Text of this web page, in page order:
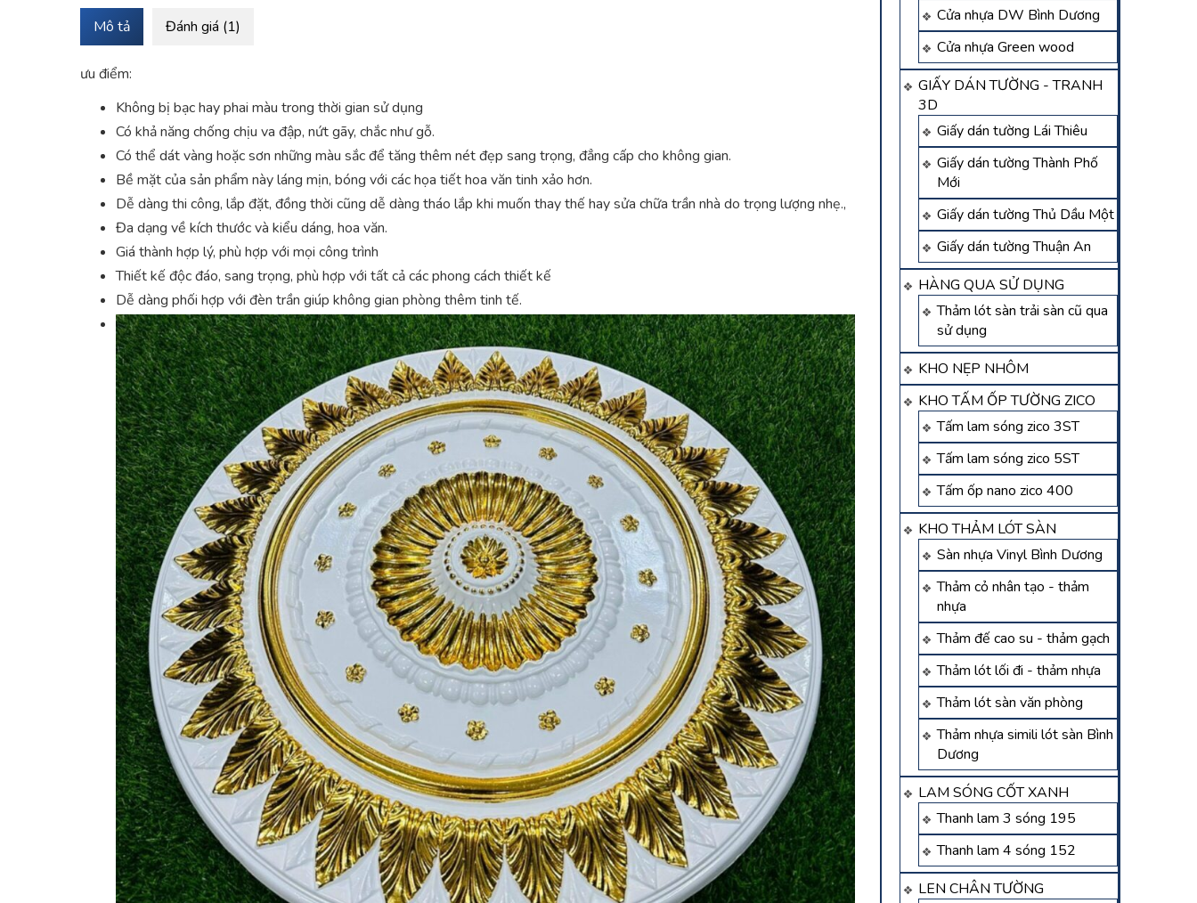
Cửa nhựa DW Bình Dương
Cửa nhựa Green wood
GIẤY DÁN TƯỜNG - TRANH
3D
Giấy dán tường Lái Thiêu
Giấy dán tường Thành Phố
Mới
Giấy dán tường Thủ Dầu Một
Giấy dán tường Thuận An
HÀNG QUA SỬ DỤNG
Thảm lót sàn trải sàn cũ qua
sử dụng
KHO NẸP NHÔM
KHO TẤM ỐP TƯỜNG ZICO
Tấm lam sóng zico 3ST
Tấm lam sóng zico 5ST
Tấm ốp nano zico 400
KHO THẢM LÓT SÀN
Sàn nhựa Vinyl Bình Dương
Thảm cỏ nhân tạo - thảm
nhựa
Thảm đế cao su - thảm gạch
Thảm lót lối đi - thảm nhựa
Thảm lót sàn văn phòng
Thảm nhựa simili lót sàn Bình
Dương
LAM SÓNG CỐT XANH
Thanh lam 3 sóng 195
Thanh lam 4 sóng 152
LEN CHÂN TƯỜNG
Mô tả Đánh giá (1)
ưu điểm:
Không bị bạc hay phai màu trong thời gian sử dụng
Có khả năng chống chịu va đập, nứt gãy, chắc như gỗ.
Có thể dát vàng hoặc sơn những màu sắc để tăng thêm nét đẹp sang trọng, đẳng cấp cho không gian.
Bề mặt của sản phẩm này láng mịn, bóng với các họa tiết hoa văn tinh xảo hơn.
Dễ dàng thi công, lắp đặt, đồng thời cũng dễ dàng tháo lắp khi muốn thay thế hay sửa chữa trần nhà do trọng lượng nhẹ.,
Đa dạng về kích thước và kiểu dáng, hoa văn.
Giá thành hợp lý, phù hợp với mọi công trình
Thiết kế độc đáo, sang trọng, phù hợp với tất cả các phong cách thiết kế
Dễ dàng phối hợp với đèn trần giúp không gian phòng thêm tinh tế.